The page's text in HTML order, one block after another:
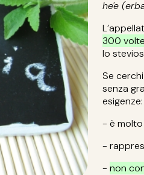
he'e
300
lo
Se
senza
esigenze:
- è
-
- non